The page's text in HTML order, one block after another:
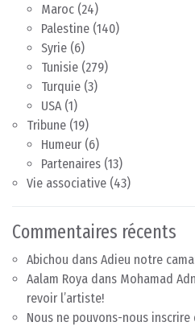
Maroc (24)
Palestine (140)
Syrie (6)
Tunisie (279)
Turquie (3)
USA(1)
Tribune (19)
Humeur (6)
Partenaires (13)
Vie associative (43)
Commentaires récents
Abichou dans Adieu notre
Aalam Roya dans Mohamad
revoir l’artiste!
Nous ne pouvons-nous